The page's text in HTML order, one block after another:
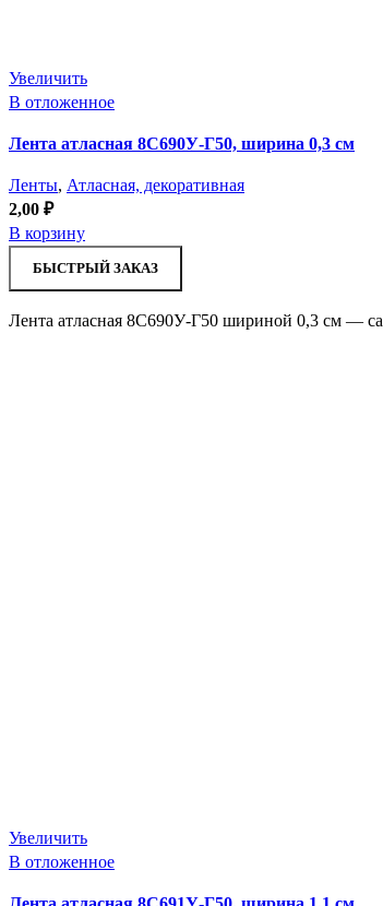
Увеличить
В отложенное
Лента атласная 8С690У-Г50, ширина 0,3 см
Ленты, Атласная, декоративная
2,00 ₽
В корзину
БЫСТРЫЙ ЗАКАЗ
Лента атласная 8С690У-Г50 шириной 0,3 см —
Увеличить
В отложенное